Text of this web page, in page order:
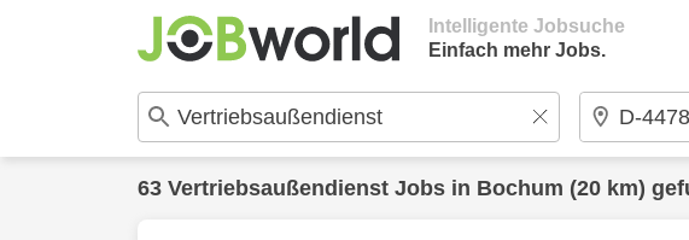
Intelligente Jobsuche
Einfach mehr Jobs.
63 Vertriebsaußendienst Jobs in Bochum (20 km)